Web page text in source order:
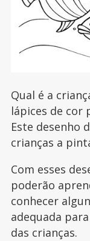
Qual é a
lápices de cor
Este desenho
crianças a
Com esses
poderão
conhecer
adequada
das crianças.